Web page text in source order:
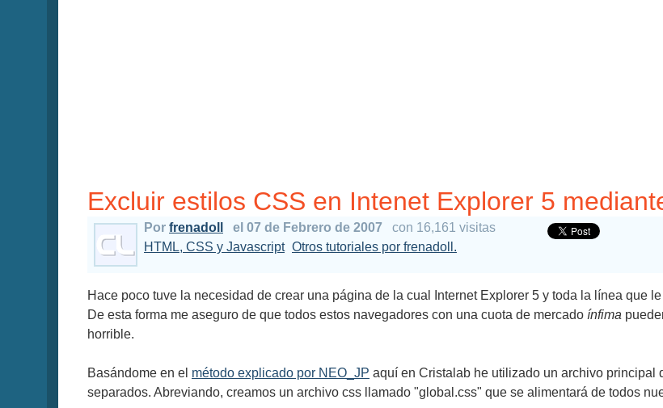
Excluir estilos CSS en Intenet Explorer 5
Por frenadoll el 07 de Febrero de 2007
con 16,161 visitas
HTML, CSS y Javascript Otros tutoriales por frenadoll.
Hace poco tuve la necesidad de crear una página de la cual Internet Explorer 5 y toda la línea que
De esta forma me aseguro de que todos estos navegadores con una cuota de mercado ínfima
horrible.
Basándome en el método explicado por NEO_JP aquí en Cristalab he utilizado un archivo principal
separados. Abreviando, creamos un archivo css llamado "global.css" que se alimentará de todos